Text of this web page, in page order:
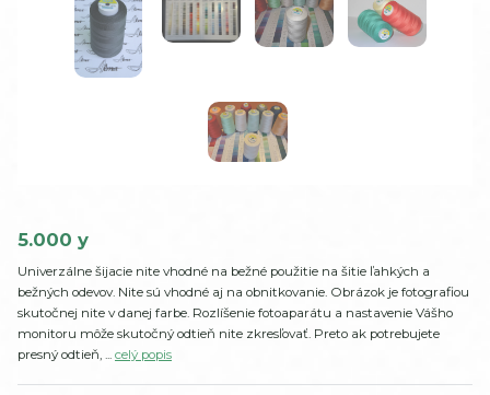
5.000 y
Univerzálne šijacie nite vhodné na bežné použitie na šitie ľahkých a
bežných odevov. Nite sú vhodné aj na obnitkovanie. Obrázok je fotografiou
skutočnej nite v danej farbe. Rozlíšenie fotoaparátu a nastavenie Vášho
monitoru môže skutočný odtieň nite zkresľovať. Preto ak potrebujete
presný odtieň, ... celý popis